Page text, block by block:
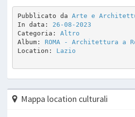
Pubblicato da Arte e
In data: 26-08-2023
Categoria: Altro
Album: ROMA - Architettura a
Location: Lazio
Mappa location culturali